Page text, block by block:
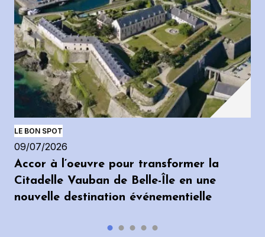
LE BON SPOT
09/07/2026
Accor à l’oeuvre pour transformer la
Citadelle Vauban de Belle-Île en une
nouvelle destination événementielle